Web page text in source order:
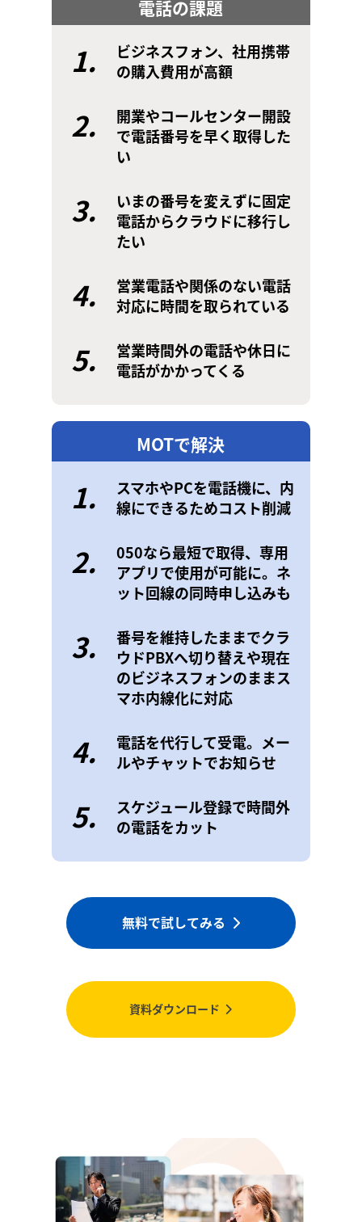
電話の課題
1.
ビジネスフォン、社用携帯
の購入費用が高額
2.
開業やコールセンター開設
で電話番号を早く取得した
い
3.
いまの番号を変えずに固定
電話からクラウドに移行し
たい
4.
営業電話や関係のない電話
対応に時間を取られている
5.
営業時間外の電話や休日に
電話がかかってくる
MOTで解決
1.
スマホやPCを電話機に、内
線にできるためコスト削減
2.
050なら最短で取得、専用
アプリで使用が可能に。ネ
ット回線の同時申し込みも
3.
番号を維持したままでクラ
ウドPBXへ切り替えや現在
のビジネスフォンのままス
マホ内線化に対応
4.
電話を代行して受電。メー
ルやチャットでお知らせ
5.
スケジュール登録で時間外
の電話をカット
無料で試してみる
資料ダウンロード